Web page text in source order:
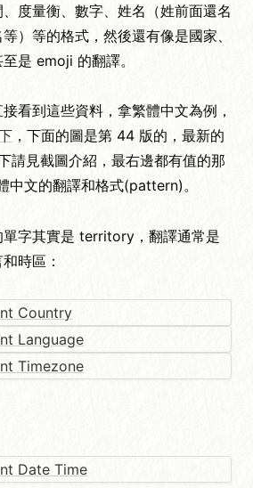
度量衡、數字、姓名（姓前面還名
）等的格式，然後還有像是國家、
是 emoji 的翻譯。
看到這些資料，拿繁體中文為例，
，下面的圖是第 44 版的，最新的
請見截圖介紹，最右邊都有值的那
文的翻譯和格式(pattern)。
單字其實是 territory，翻譯通常是
時區：